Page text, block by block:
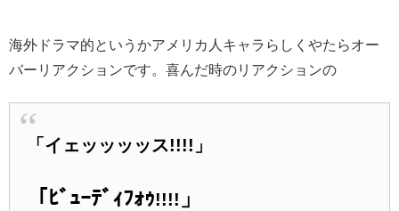
海外ドラマ的というかアメリカ人キャラらしくやたらオー
バーリアクションです。喜んだ時のリアクションの
「イェッッッッス!!!!」
「ﾋﾞｭｰﾃﾞｨﾌｫｩ!!!! 」